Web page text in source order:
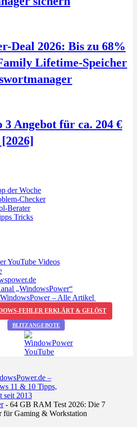
Deal 2026: Bis zu 68%
Lifetime-Speicher
Angebot für ca. 204 €
der Woche
Checker
Berater
Tricks
YouTube Videos
„WindowsPower“
– Alle Artikel
FEHLER ERKLÄRT & GELÖST
BLITZANGEBOTE
- 64 GB RAM Test 2026: Die 7
für Gaming & Workstation